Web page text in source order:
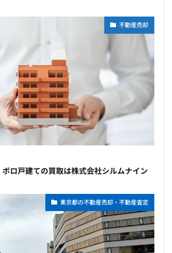
不動産売却
ロ戸建ての買取は株式会社シルムナイン
東京都の不動産売却・不動産査定